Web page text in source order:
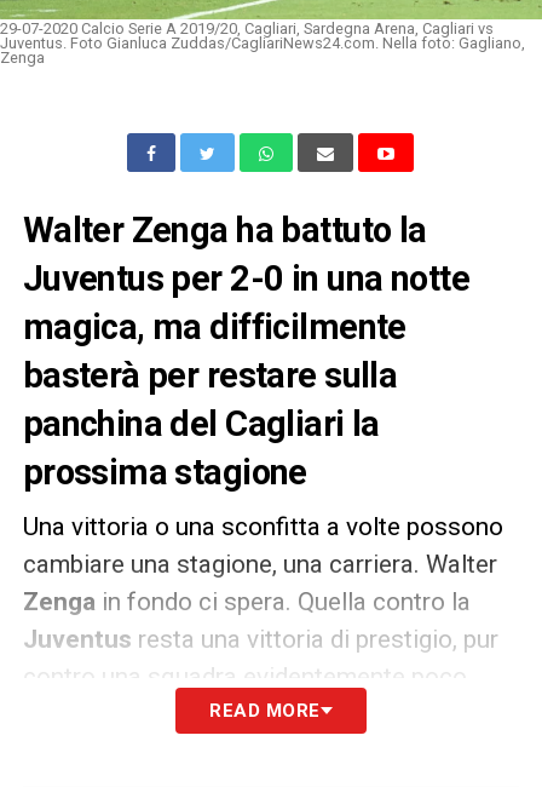
29-07-2020 Calcio Serie A 2019/20, Cagliari, Sardegna Arena, Cagliari vs
Juventus. Foto Gianluca Zuddas/CagliariNews24.com. Nella foto: Gagliano,
Zenga
Walter Zenga ha battuto la
Juventus per 2-0 in una notte
magica, ma difficilmente
basterà per restare sulla
panchina del Cagliari la
prossima stagione
Una vittoria o una sconfitta a volte possono
cambiare una stagione, una carriera. Walter
Zenga in fondo ci spera. Quella contro la
Juventus resta una vittoria di prestigio, pur
contro una squadra evidentemente poco
motivata dopo lo scudetto aritmetico e con
READ MORE